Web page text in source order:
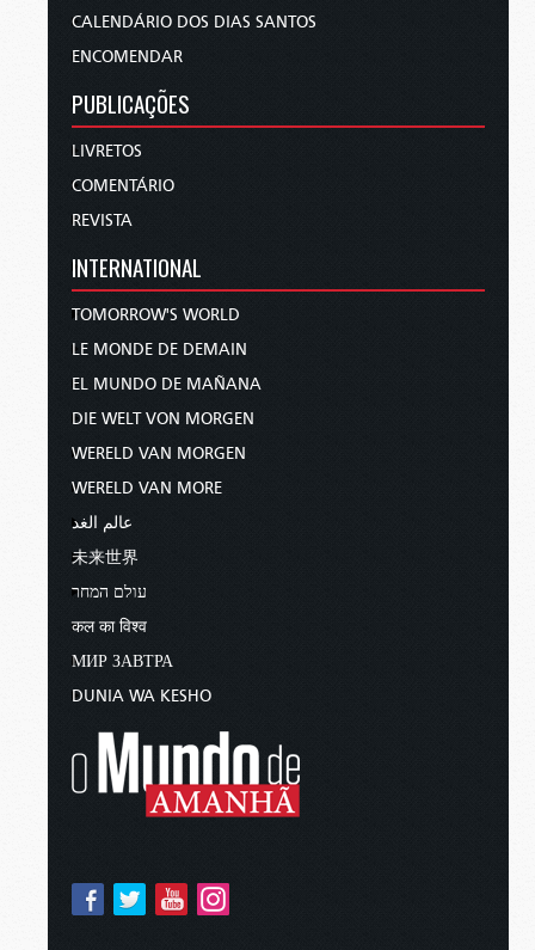
CALENDÁRIO DOS DIAS SANTOS
ENCOMENDAR
PUBLICAÇÕES
LIVRETOS
COMENTÁRIO
REVISTA
INTERNATIONAL
TOMORROW'S WORLD
LE MONDE DE DEMAIN
EL MUNDO DE MAÑANA
DIE WELT VON MORGEN
WERELD VAN MORGEN
WERELD VAN MORE
عالم الغد
未来世界
עולם המחר
कल का विश्व
МИР ЗАВТРА
DUNIA WA KESHO